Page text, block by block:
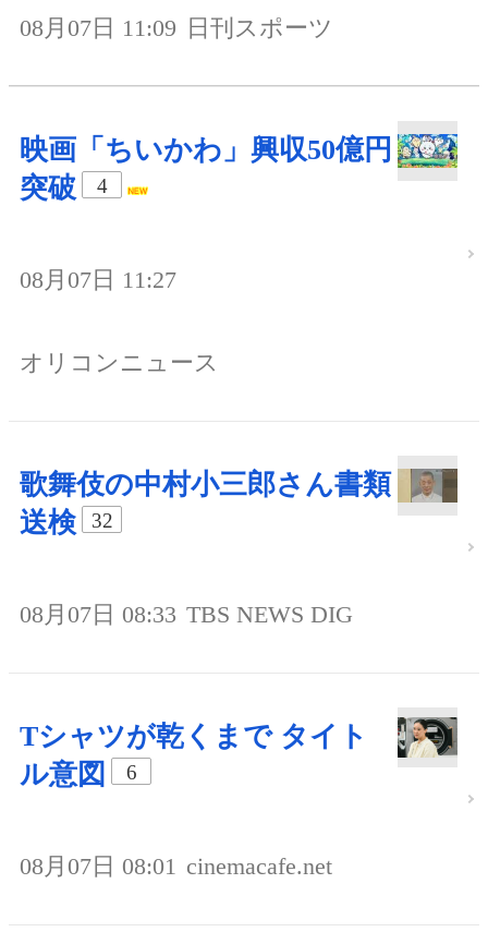
08月07日 11:09 日刊スポーツ
映画「ちいかわ」興収50億円
突破
4
08月07日 11:27
オリコンニュース
歌舞伎の中村小三郎さん書類
送検
32
08月07日 08:33 TBS NEWS DIG
Tシャツが乾くまで タイト
ル意図
6
08月07日 08:01 cinemacafe.net